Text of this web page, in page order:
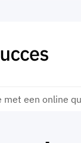
met een online